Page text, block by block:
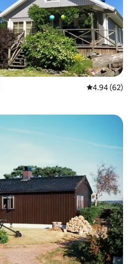
平均评分 4.94
4.94 (62)